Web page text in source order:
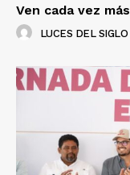
Ven cada vez
LUCES DEL SIGLO